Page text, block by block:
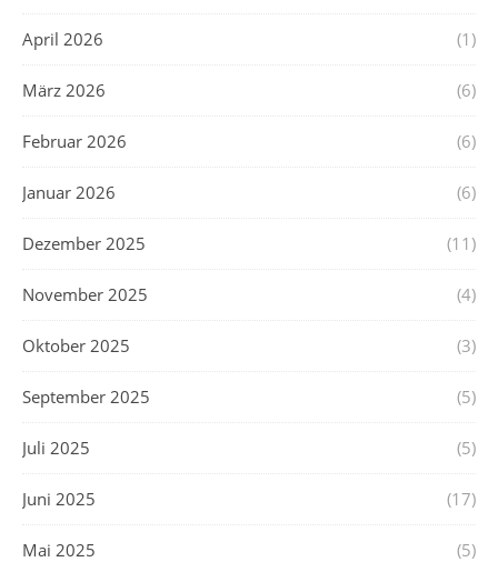
April 2026 (1)
März 2026 (6)
Februar 2026 (6)
Januar 2026 (6)
Dezember 2025 (11)
November 2025 (4)
Oktober 2025 (3)
September 2025 (5)
Juli 2025 (5)
Juni 2025 (17)
Mai 2025 (5)